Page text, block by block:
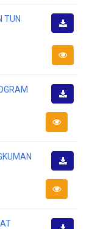
TUN
Turun
Turun
Turun